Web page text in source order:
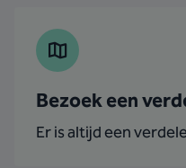
Bezoek een
Er is altijd een